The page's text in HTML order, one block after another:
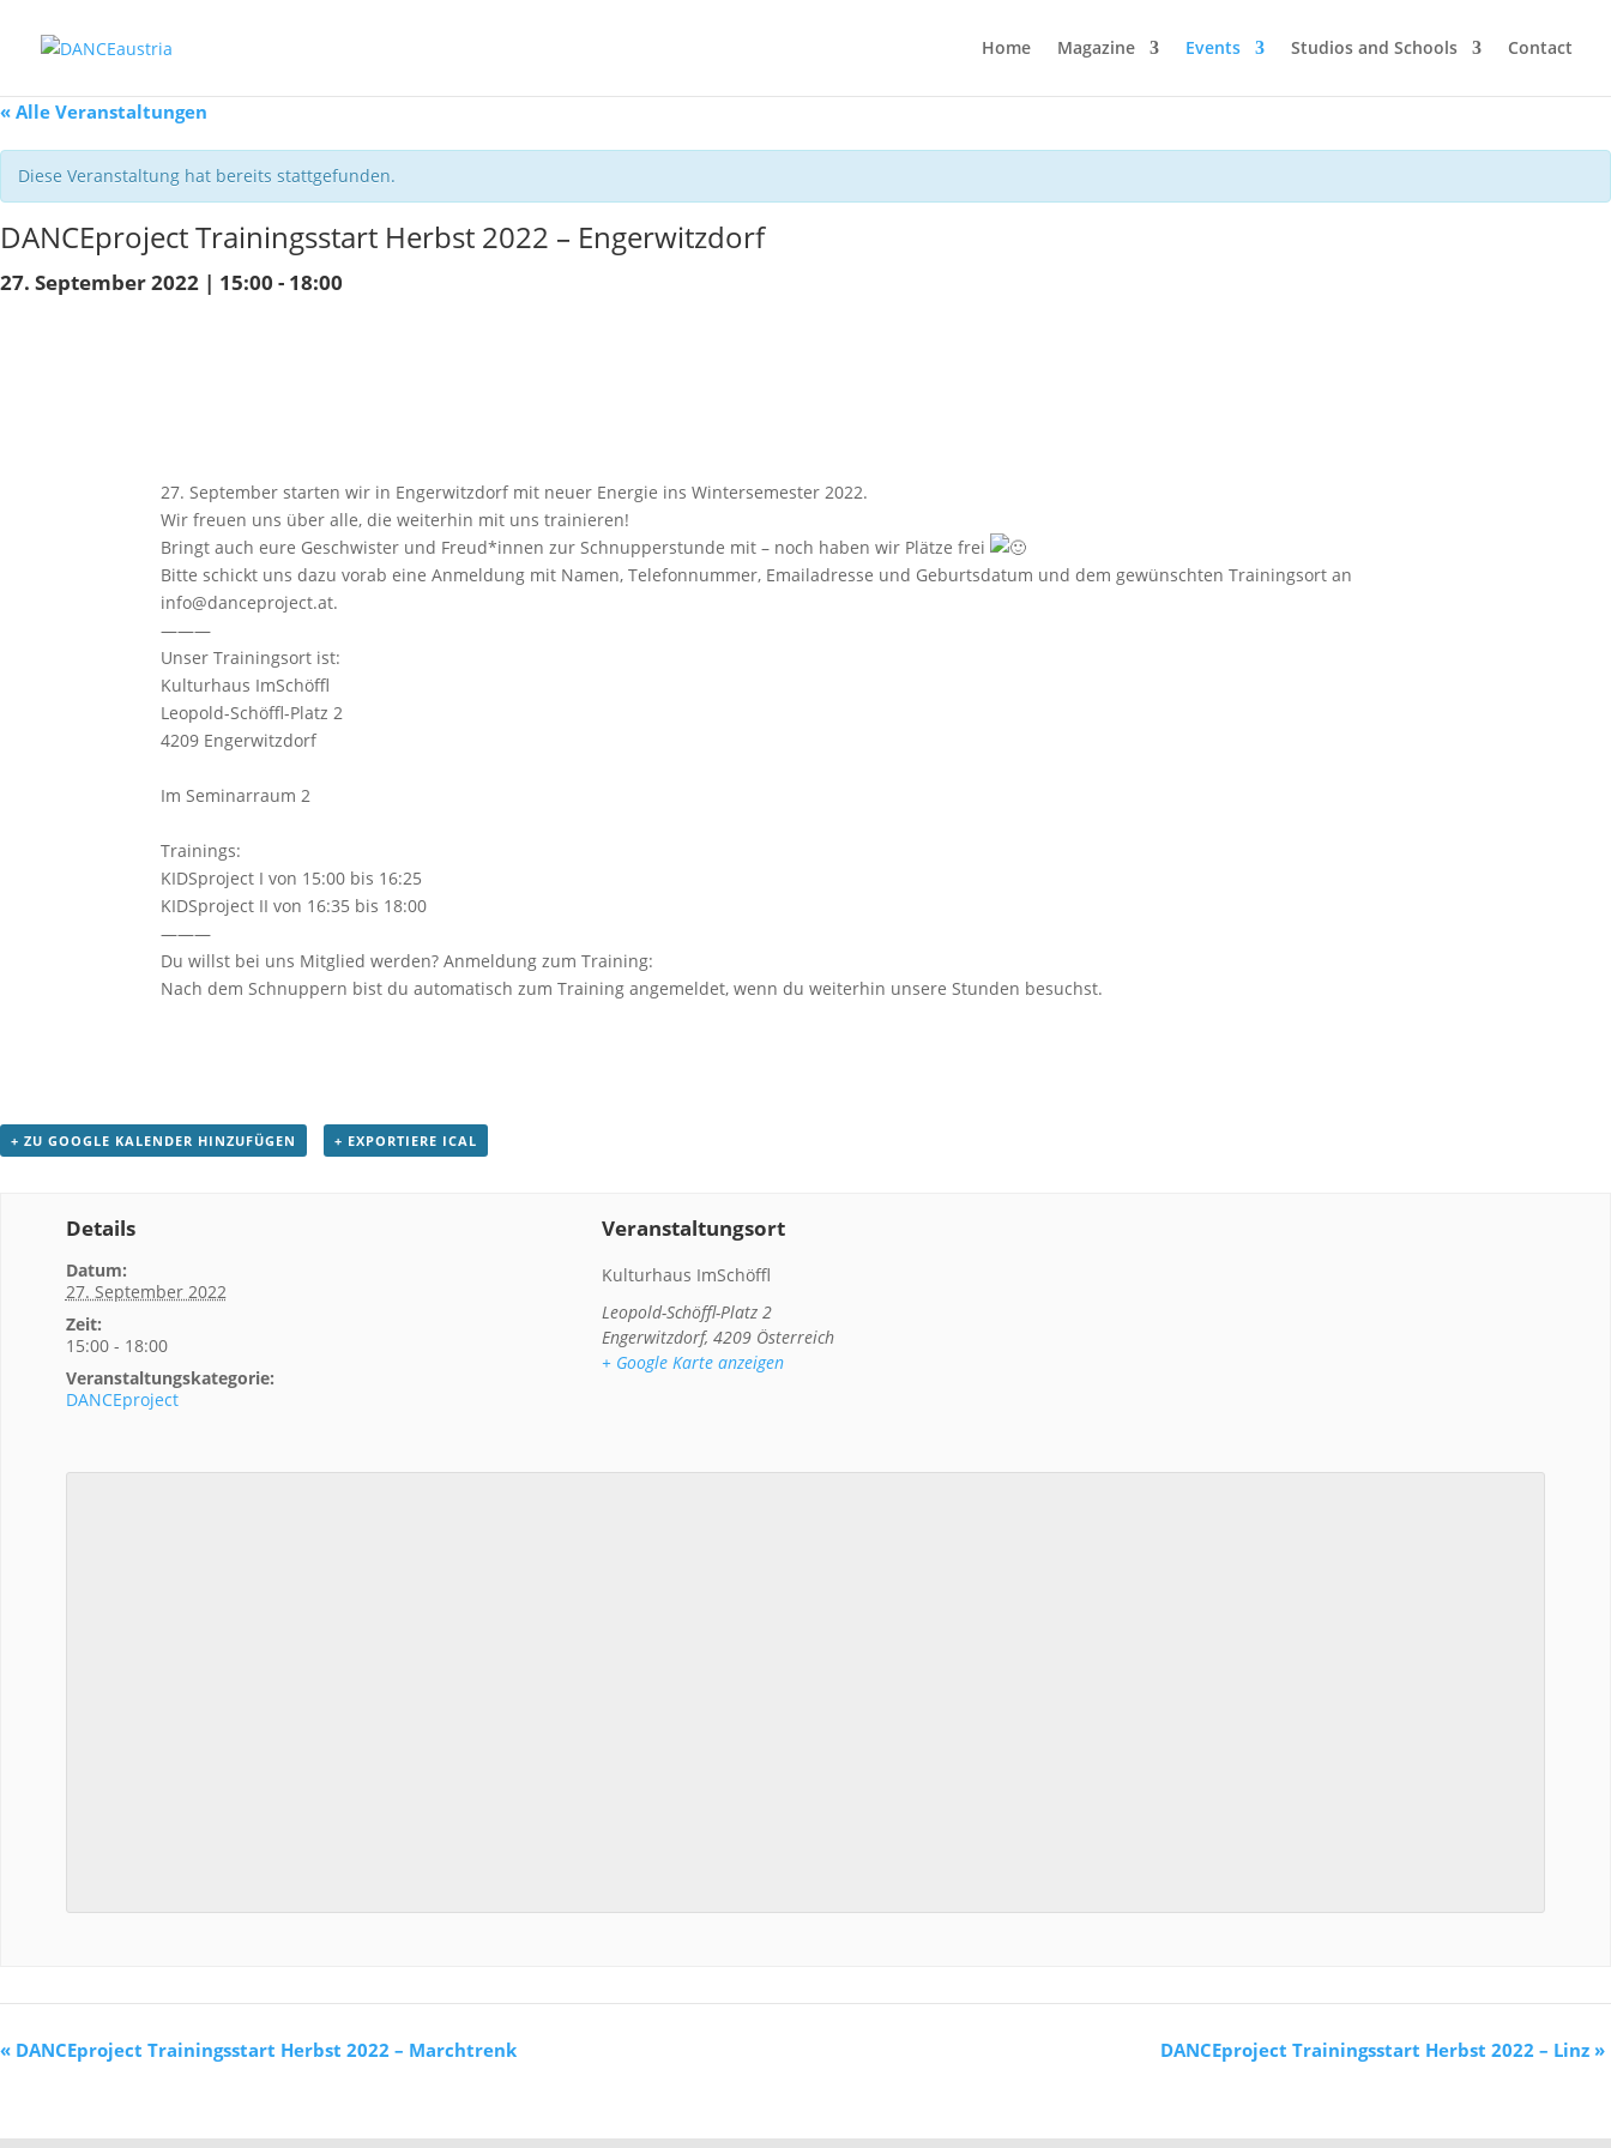
Home Magazine Events Studios and Schools Contact
« Alle Veranstaltungen
Diese Veranstaltung hat bereits stattgefunden.
DANCEproject Trainingsstart Herbst 2022 – Engerwitzdorf
27. September 2022 | 15:00 - 18:00
27. September starten wir in Engerwitzdorf mit neuer Energie ins Wintersemester 2022.
Wir freuen uns über alle, die weiterhin mit uns trainieren!
Bringt auch eure Geschwister und Freud*innen zur Schnupperstunde mit – noch haben wir Plätze frei
Bitte schickt uns dazu vorab eine Anmeldung mit Namen, Telefonnummer, Emailadresse und Geburtsdatum und dem gewünschten Trainingsort an
info@danceproject.at.
———
Unser Trainingsort ist:
Kulturhaus ImSchöffl
Leopold-Schöffl-Platz 2
4209 Engerwitzdorf
Im Seminarraum 2
Trainings:
KIDSproject I von 15:00 bis 16:25
KIDSproject II von 16:35 bis 18:00
———
Du willst bei uns Mitglied werden? Anmeldung zum Training:
Nach dem Schnuppern bist du automatisch zum Training angemeldet, wenn du weiterhin unsere Stunden besuchst.
+ ZU GOOGLE KALENDER HINZUFÜGEN + EXPORTIERE ICAL
Details
Datum:
27. September 2022
Zeit:
15:00 - 18:00
Veranstaltungskategorie:
DANCEproject
Veranstaltungsort
Kulturhaus ImSchöffl
Leopold-Schöffl-Platz 2
Engerwitzdorf, 4209 Österreich
+ Google Karte anzeigen
« DANCEproject Trainingsstart Herbst 2022 – Marchtrenk DANCEproject Trainingsstart Herbst 2022 – Linz »